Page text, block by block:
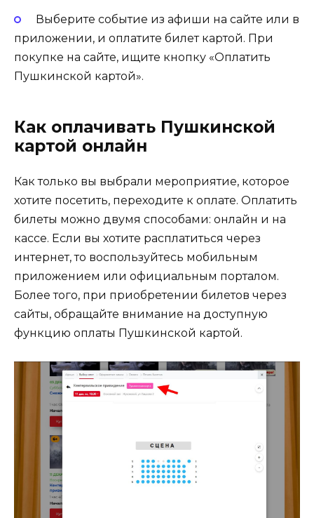
Выберите событие из афиши на сайте или в
приложении, и оплатите билет картой. При
покупке на сайте, ищите кнопку «Оплатить
Пушкинской картой».
Как оплачивать Пушкинской
картой онлайн
Как только вы выбрали мероприятие, которое
хотите посетить, переходите к оплате. Оплатить
билеты можно двумя способами: онлайн и на
кассе. Если вы хотите расплатиться через
интернет, то воспользуйтесь мобильным
приложением или официальным порталом.
Более того, при приобретении билетов через
сайты, обращайте внимание на доступную
функцию оплаты Пушкинской картой.